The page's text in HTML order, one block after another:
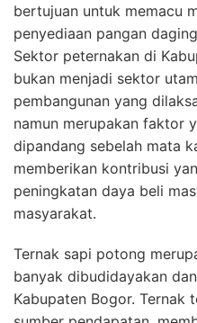
bertujuan untuk memacu
penyediaan pangan
Sektor peternakan di
bukan menjadi sektor
pembangunan yang
namun merupakan faktor
dipandang sebelah mata
memberikan kontribusi
peningkatan daya beli
masyarakat.
Ternak sapi potong
banyak dibudidayakan
Kabupaten Bogor. Ternak